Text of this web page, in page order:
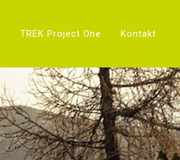
TREK Project One Kontakt